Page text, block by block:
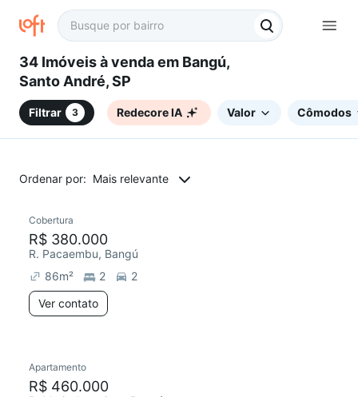
34 Imóveis à venda em Bangú,
Santo André, SP
Filtrar 3 Redecore IA Valor Cômodos
Ordenar por: Mais relevante
Redecorar
Cobertura
R$ 380.000
R. Pacaembu, Bangú
86m² 2
2
Ver contato
Redecorar
Apartamento
R$ 460.000